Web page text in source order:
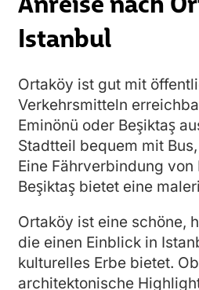
Istanbul
Ortaköy ist gut mit
Verkehrsmitteln
Eminönü oder Beşiktaş
Stadtteil bequem mit
Eine Fährverbindung von
Beşiktaş bietet eine
Ortaköy ist eine schöne,
die einen Einblick in
kulturelles Erbe bietet.
architektonische